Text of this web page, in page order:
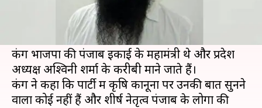
केंद्र सरकार द्वारा लाए गए तीन कृषि कानूनों के विरोध में
पंजाब भाजपा के वरिष्ठ नेता मालविंदर सिंह कंग ने पार्टी
की प्राथमिक सदस्यता से इस्तीफा दे दिया है।
कंग भाजपा की पंजाब इकाई के महामंत्री थे और प्रदेश
अध्यक्ष अश्विनी शर्मा के करीबी माने जाते हैं।
कंग ने कहा कि पार्टी में कृषि कानूनों पर उनकी बात सुनने
वाला कोई नहीं हैं और शीर्ष नेतृत्व पंजाब के लोगों की